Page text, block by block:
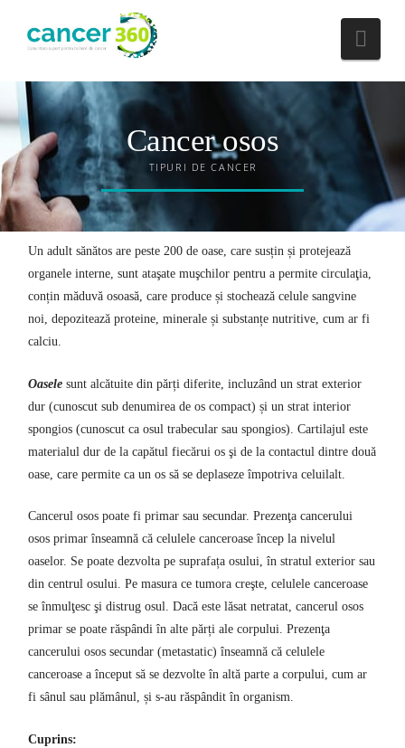
Cancer osos
TIPURI DE CANCER
Un adult sănătos are peste 200 de oase, care susțin și protejează
organele interne, sunt ataşate muşchilor pentru a permite circulaţia,
conțin măduvă osoasă, care produce și stochează celule sangvine
noi, depozitează proteine, minerale și substanțe nutritive, cum ar fi
calciu.
Oaselesunt alcătuite din părți diferite, incluzând un strat exterior
dur (cunoscut sub denumirea de os compact) și un strat interior
spongios (cunoscut ca osul trabecular sau spongios). Cartilajul este
materialul dur de la capătul fiecărui os şi de la contactul dintre două
oase, care permite ca un os să se deplaseze împotriva celuilalt.
Cancerul osos poate fi primar sau secundar. Prezenţa cancerului
osos primar înseamnă că celulele canceroase încep la nivelul
oaselor. Se poate dezvolta pe suprafața osului, în stratul exterior sau
din centrul osului. Pe masura ce tumora creşte, celulele canceroase
se înmulţesc şi distrug osul. Dacă este lăsat netratat, cancerul osos
primar se poate răspândi în alte părți ale corpului. Prezenţa
cancerului osos secundar (metastatic) înseamnă că celulele
canceroase a început să se dezvolte în altă parte a corpului, cum ar
fi sânul sau plămânul, și s-au răspândit în organism.
Cuprins: